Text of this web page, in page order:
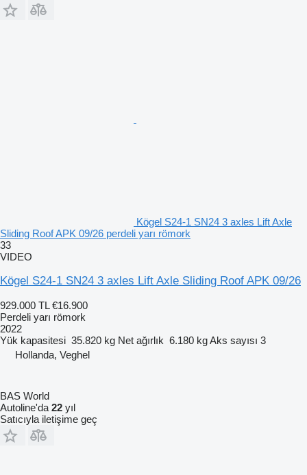
Kögel S24-1 SN24 3 axles Lift Axle
Sliding Roof APK 09/26 perdeli yarı römork
33
VIDEO
Kögel S24-1 SN24 3 axles Lift Axle Sliding Roof APK 09/26
929.000 TL €16.900
Perdeli yarı römork
2022
Yük kapasitesi 35.820 kg Net ağırlık 6.180 kgAks sayısı 3
Hollanda, Veghel
BAS World
Autoline'da 22 yıl
Satıcıyla iletişime geç